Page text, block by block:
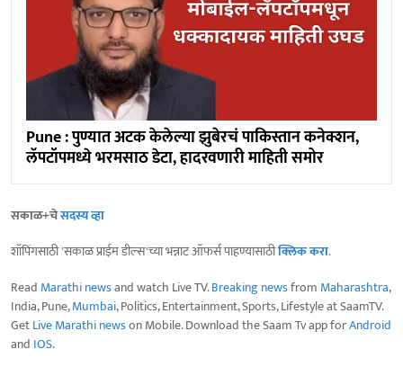
Pune : पुण्यात अटक केलेल्या झुबेरचं पाकिस्तान कनेक्शन,
लॅपटॉपमध्ये भरमसाठ डेटा, हादरवणारी माहिती समोर
सकाळ+चेसदस्य व्हा
शॉपिंगसाठी 'सकाळ प्राईम डील्स'च्या भन्नाट ऑफर्स पाहण्यासाठीक्लिक करा.
Read Marathi newsand watch Live TV.Breaking newsfrom Maharashtra,
India, Pune,Mumbai, Politics, Entertainment, Sports, Lifestyle at SaamTV.
GetLive Marathi newson Mobile. Download the Saam Tv app forAndroid
and IOS.